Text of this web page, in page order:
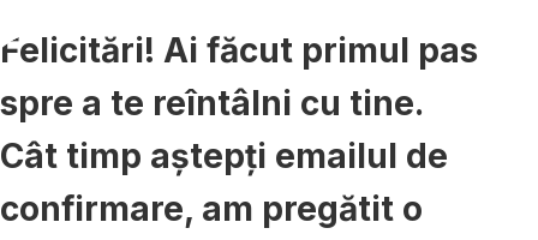
Felicitări! Ai făcut primul pas
spre a te reîntâlni cu tine.
Cât timp aștepți emailul de
confirmare, am pregătit o